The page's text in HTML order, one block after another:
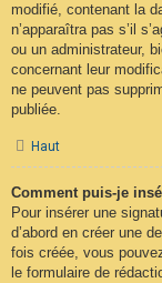
modifié, contenant la
n’apparaîtra pas s’il
ou un administrateur,
concernant leur
ne peuvent pas
publiée.
Haut
Comment puis-je
Pour insérer une
d’abord en créer une
fois créée, vous
le formulaire de